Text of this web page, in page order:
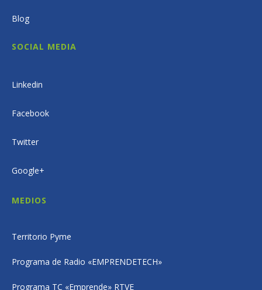
Blog
SOCIAL MEDIA
Linkedin
Facebook
Twitter
Google+
MEDIOS
Territorio Pyme
Programa de Radio «EMPRENDETECH»
Programa TC «Emprende» RTVE